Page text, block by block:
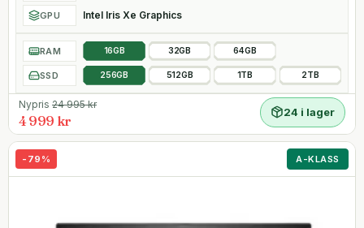
GPU Intel Iris Xe Graphics
RAM 16GB 32GB 64GB
SSD 256GB 512GB 1TB 2TB
Nypris 24 995kr
4 999 kr
24 i lager
- 79 % A-KLASS